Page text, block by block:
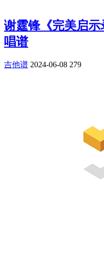
谢霆锋《完美启
唱谱
吉他谱 2024-06-08 279